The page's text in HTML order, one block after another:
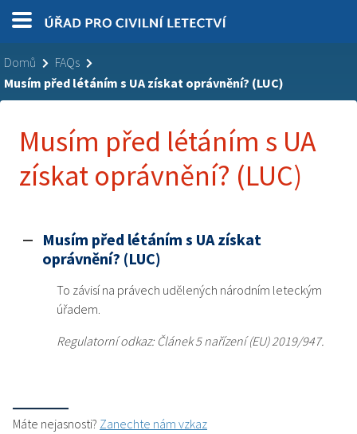
Domů
FAQs
Musím před létáním s UA získat oprávnění? (LUC)
Musím před létáním s UA
získat oprávnění? (LUC)
A
Musím před létáním s UA získat
oprávnění? (LUC)
To závisí na právech udělených národním leteckým
úřadem.
Regulatorní odkaz: Článek 5 nařízení (EU) 2019/947.
Máte nejasnosti? Zanechte nám vzkaz